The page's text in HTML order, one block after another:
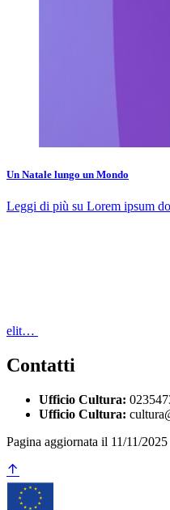
Un Natale lungo un Mondo
Leggi di più su Lorem ipsum
elit…
Contatti
Ufficio Cultura:
Ufficio Cultura:
Pagina aggiornata il 11/11/2025